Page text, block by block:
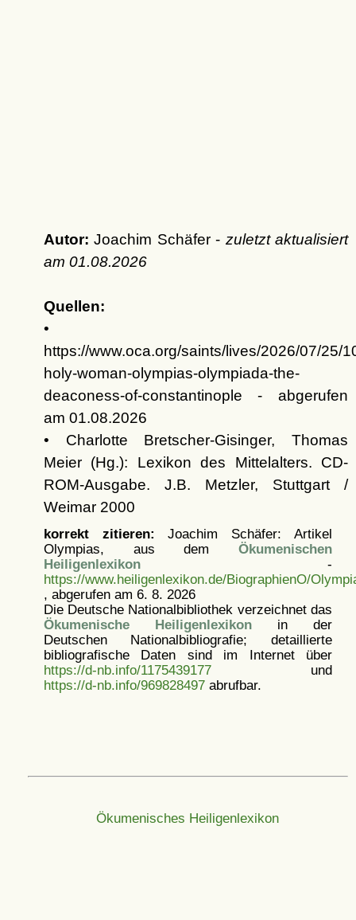
Autor: Joachim Schäfer - zuletzt aktualisiert
am 01.08.2026
Quellen:
•
https://www.oca.org/saints/lives/2026/07/25/
holy-woman-olympias-olympiada-the-
deaconess-of-constantinople - abgerufen
am 01.08.2026
• Charlotte Bretscher-Gisinger, Thomas
Meier (Hg.): Lexikon des Mittelalters. CD-
ROM-Ausgabe. J.B. Metzler, Stuttgart /
Weimar 2000
korrekt zitieren: Joachim Schäfer: Artikel
Olympias, aus dem Ökumenischen
Heiligenlexikon-
https://www.heiligenlexikon.de/BiographienO/
, abgerufen am 6. 8. 2026
Die Deutsche Nationalbibliothek verzeichnet das
Ökumenische Heiligenlexikonin der
Deutschen Nationalbibliografie; detaillierte
bibliografische Daten sind im Internet über
https://d-nb.info/1175439177und
https://d-nb.info/969828497abrufbar.
Ökumenisches Heiligenlexikon